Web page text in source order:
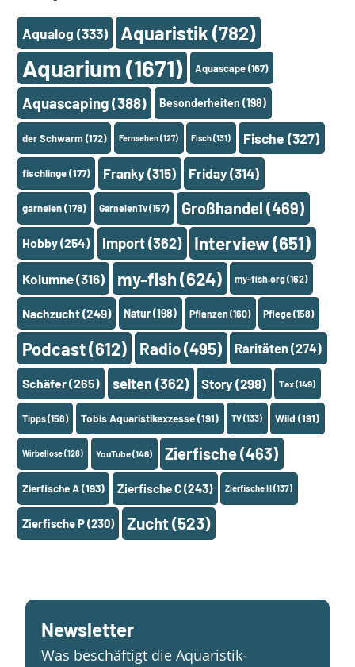
Aqualog (333) Aquaristik (782)
Aquarium (1671) Aquascape(167)
Aquascaping(388) Besonderheiten (198)
der Schwarm(172) Fernsehen(127) Fisch(131) Fische (327)
fischlinge(177) Franky(315) Friday(314)
garnelen(178) GarnelenTv(157) Großhandel (469)
Hobby(254) Import(362) Interview(651)
Kolumne(316) my-fish(624) my-fish.org(162)
Nachzucht(249) Natur(198) Pflanzen(160) Pflege(158)
Podcast(612) Radio(495) Raritäten (274)
Schäfer(265) selten (362) Story (298) Tax(149)
Tipps(158) Tobis Aquaristikexzesse(191) TV(133) Wild (191)
Wirbellose(128) YouTube(146) Zierfische(463)
Zierfische A(193) Zierfische C(243) Zierfische H(137)
Zierfische P(230) Zucht(523)
Newsletter
Was beschäftigt die Aquaristik-